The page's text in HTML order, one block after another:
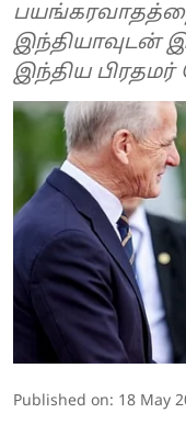
இந்தியாவுடன்
இந்திய பிரதமர்
Published on: 18 May